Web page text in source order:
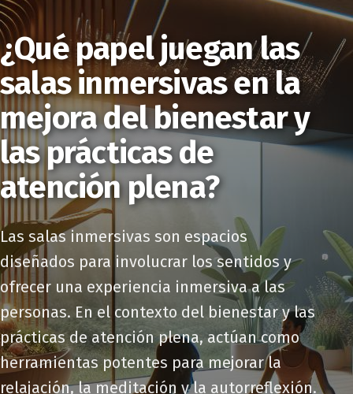
¿Qué papel juegan las
salas inmersivas en la
mejora del bienestar y
las prácticas de
atención plena?
Las salas inmersivas son espacios
diseñados para involucrar los sentidos y
ofrecer una experiencia inmersiva a las
personas. En el contexto del bienestar y las
prácticas de atención plena, actúan como
herramientas potentes para mejorar la
relajación, la meditación y la autorreflexión.